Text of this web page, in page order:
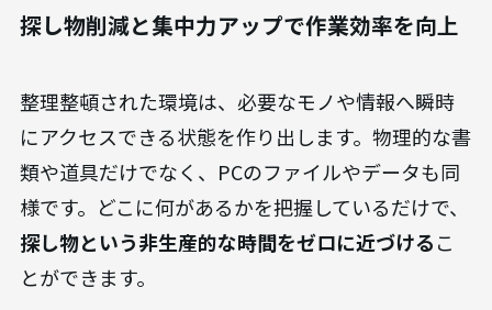
探し物削減と集中力アップで作業効率を向上
整理整頓された環境は、必要なモノや情報へ瞬時
にアクセスできる状態を作り出します。物理的な書
類や道具だけでなく、PCのファイルやデータも同
様です。どこに何があるかを把握しているだけで、
探し物という非生産的な時間をゼロに近づけるこ
とができます。